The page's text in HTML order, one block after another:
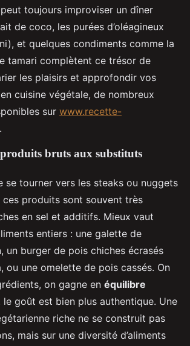
peut toujours improviser un dîner
de coco, les purées d’oléagineux
et quelques condiments comme la
tamari complètent ce trésor de
les plaisirs et approfondir vos
cuisine végétale, de nombreux
sur www.recette-
.
bruts aux substituts
se tourner vers les steaks ou nuggets
ces produits sont souvent très
en sel et additifs. Mieux vaut
entiers : une galette de
un burger de pois chiches écrasés
ou une omelette de pois cassés. On
on gagne en équilibre
le goût est bien plus authentique. Une
riche ne se construit pas
mais sur une diversité d’aliments